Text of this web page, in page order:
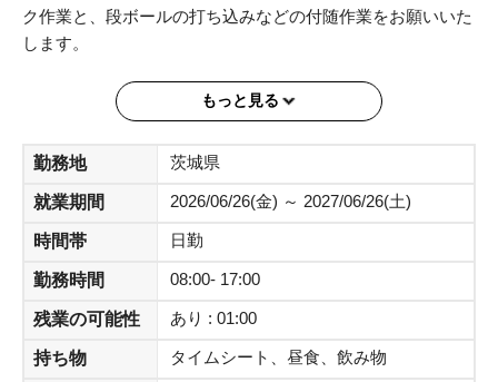
ク作業と、段ボールの打ち込みなどの付随作業をお願いいた
します。
【車両サイズ】カウンターフォーク
【免許・資格】フォークリフト運転技能講習修了証
■期間 ：3ヶ月（更新あり）
■最寄駅：幸手
■就業日：平日5日
■時間 ：8:00～17:00
■給与：時給1500円
■休憩 ：1時間 ※サービス休憩（15分×2）
いです。
もっと見る
勤務地 茨城県
就業期間 2026/06/26(金) ～ 2027/06/26(土)
時間帯 日勤
勤務時間 08:00- 17:00
残業の可能性 あり : 01:00
持ち物 タイムシート、昼食、飲み物